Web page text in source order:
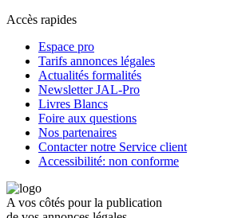
Accès rapides
Espace pro
Tarifs annonces légales
Actualités formalités
Newsletter JAL-Pro
Livres Blancs
Foire aux questions
Nos partenaires
Contacter notre Service client
Accessibilité: non conforme
A vos côtés pour la publication